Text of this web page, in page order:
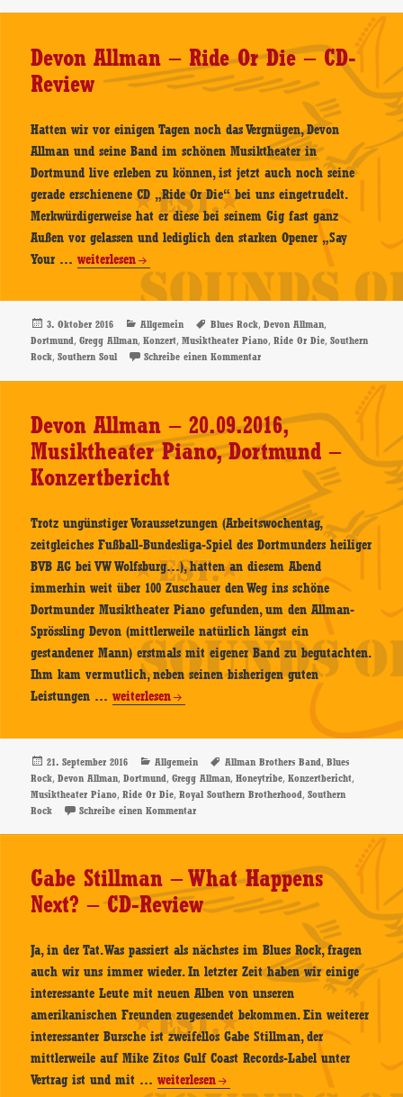
Dortmund
Konzertbericht
Devon Allman – Ride Or Die – CD-
Review
Hatten wir vor einigen Tagen noch das Vergnügen, Devon
Allman und seine Band im schönen Musiktheater in
Dortmund live erleben zu können, ist jetzt auch noch seine
gerade erschienene CD „Ride Or Die“ bei uns eingetrudelt.
Merkwürdigerweise hat er diese bei seinem Gig fast ganz
Außen vor gelassen und lediglich den starken Opener „Say
Your …Devon
–
Ride
Or
Review
weiterlesen
Veröffentlicht
am
3. Oktober 2016 Kategorien
Allgemein Schlagwörter
Blues Rock,Devon Allman,
Dortmund,Gregg Allman,Konzert,Musiktheater Piano,Ride Or Die,Southern
Rock,Southern Soul Schreibe einen Kommentarzu Devon Allman – Ride Or Die
Devon Allman – 20.09.2016,
Musiktheater Piano, Dortmund –
Konzertbericht
Trotz ungünstiger Voraussetzungen (Arbeitswochentag,
zeitgleiches Fußball-Bundesliga-Spiel des Dortmunders heiliger
BVB AG bei VW Wolfsburg…), hatten an diesem Abend
immerhin weit über 100 Zuschauer den Weg ins schöne
Dortmunder Musiktheater Piano gefunden, um den Allman-
Sprössling Devon (mittlerweile natürlich längst ein
gestandener Mann) erstmals mit eigener Band zu begutachten.
Ihm kam vermutlich, neben seinen bisherigen guten
Leistungen …Devon
–
20.09.2016,
Musiktheater
Piano,
Konzertbericht
weiterlesen
Veröffentlicht
am
21. September 2016 Kategorien
Allgemein Schlagwörter
Allman Brothers Band,Blues
Rock,Devon Allman,Dortmund,Gregg Allman,Honeytribe,Konzertbericht,
Musiktheater Piano,Ride Or Die,Royal Southern Brotherhood,Southern
Rock
Schreibe einen Kommentarzu Devon Allman – 20.09.2016, Musiktheater
Gabe Stillman – What Happens
Next? – CD-Review
Ja, in der Tat. Was passiert als nächstes im Blues Rock, fragen
auch wir uns immer wieder. In letzter Zeit haben wir einige
interessante Leute mit neuen Alben von unseren
amerikanischen Freunden zugesendet bekommen. Ein weiterer
interessanter Bursche ist zweifellos Gabe Stillman, der
mittlerweile auf Mike Zitos Gulf Coast Records-Label unter
Vertrag ist und mit …Gabe
weiterlesen